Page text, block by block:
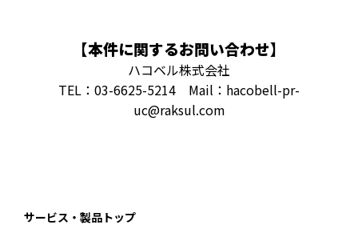
【本件に関するお問い合わせ】
ハコベル株式会社
TEL：03-6625-5214 Mail：hacobell-pr-
uc@raksul.com
サービス・製品トップ